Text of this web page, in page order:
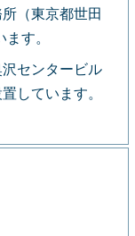
（東京都世田
す。
センタービル
しています。